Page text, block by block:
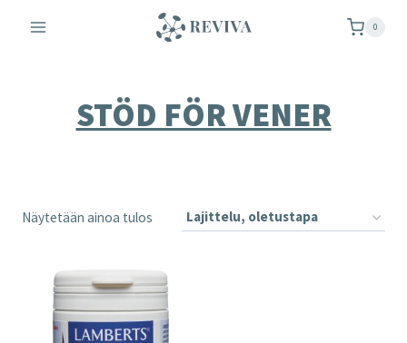
sisältöön
0
STÖD FÖR VENER
Näytetään ainoa tulos